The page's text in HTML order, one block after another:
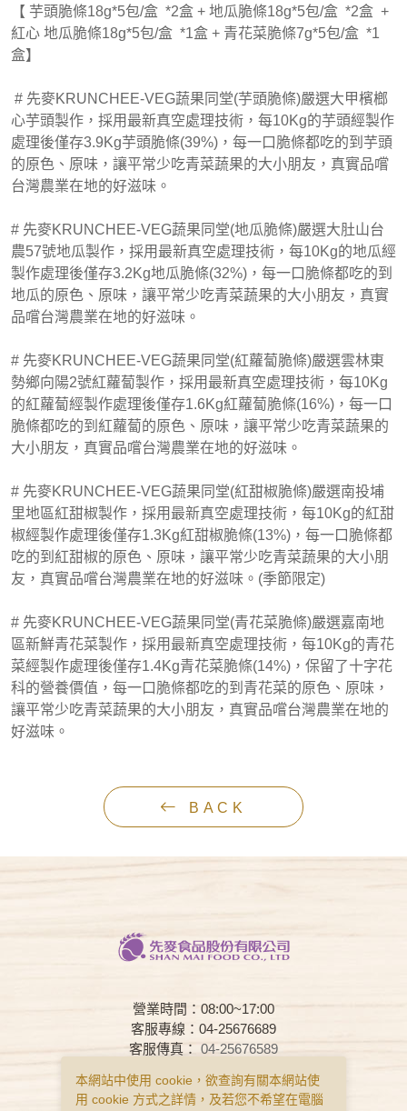
【 芋頭脆條18g*5包/盒 *2盒 + 地瓜脆條18g*5包/盒 *2盒 +
紅心 地瓜脆條18g*5包/盒 *1盒 + 青花菜脆條7g*5包/盒 *1
盒】
# 先麥KRUNCHEE-VEG蔬果同堂(芋頭脆條)嚴選大甲檳榔
心芋頭製作，採用最新真空處理技術，每10Kg的芋頭經製作
處理後僅存3.9Kg芋頭脆條(39%)，每一口脆條都吃的到芋頭
的原色、原味，讓平常少吃青菜蔬果的大小朋友，真實品嚐
台灣農業在地的好滋味。
# 先麥KRUNCHEE-VEG蔬果同堂(地瓜脆條)嚴選大肚山台
農57號地瓜製作，採用最新真空處理技術，每10Kg的地瓜經
製作處理後僅存3.2Kg地瓜脆條(32%)，每一口脆條都吃的到
地瓜的原色、原味，讓平常少吃青菜蔬果的大小朋友，真實
品嚐台灣農業在地的好滋味。
# 先麥KRUNCHEE-VEG蔬果同堂(紅蘿蔔脆條)嚴選雲林東
勢鄉向陽2號紅蘿蔔製作，採用最新真空處理技術，每10Kg
的紅蘿蔔經製作處理後僅存1.6Kg紅蘿蔔脆條(16%)，每一口
脆條都吃的到紅蘿蔔的原色、原味，讓平常少吃青菜蔬果的
大小朋友，真實品嚐台灣農業在地的好滋味。
# 先麥KRUNCHEE-VEG蔬果同堂(紅甜椒脆條)嚴選南投埔
里地區紅甜椒製作，採用最新真空處理技術，每10Kg的紅甜
椒經製作處理後僅存1.3Kg紅甜椒脆條(13%)，每一口脆條都
吃的到紅甜椒的原色、原味，讓平常少吃青菜蔬果的大小朋
友，真實品嚐台灣農業在地的好滋味。(季節限定)
# 先麥KRUNCHEE-VEG蔬果同堂(青花菜脆條)嚴選嘉南地
區新鮮青花菜製作，採用最新真空處理技術，每10Kg的青花
菜經製作處理後僅存1.4Kg青花菜脆條(14%)，保留了十字花
科的營養價值，每一口脆條都吃的到青花菜的原色、原味，
讓平常少吃青菜蔬果的大小朋友，真實品嚐台灣農業在地的
好滋味。
BACK
營業時間：08:00~17:00
客服專線：04-25676689
客服傳真： 04-25676589
常見問題 購物說明 隱私權政策
本網站中使用 cookie，欲查詢有關本網站使
用 cookie 方式之詳情，及若您不希望在電腦